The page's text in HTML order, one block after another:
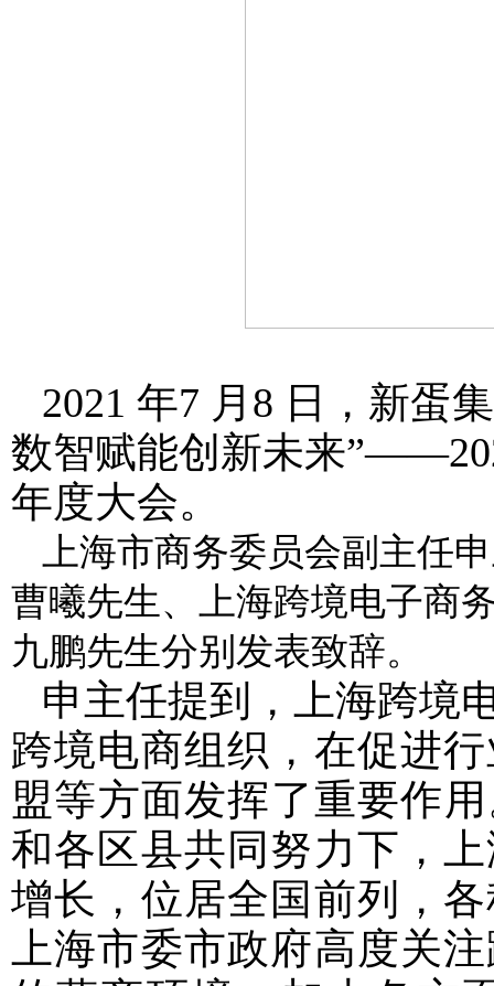
2021 年7 月8 日，新蛋
数智赋能创新未来
年度大会。
上海市商务委员会副主任
曹曦先生、上海跨境电子商
九鹏先生分别发表致辞。
申主任提到，上海跨境
跨境电商组织，在促进
盟等方面发挥了重要作
和各区县共同努力下，
增长，位居全国前列，
上海市委市政府高度关